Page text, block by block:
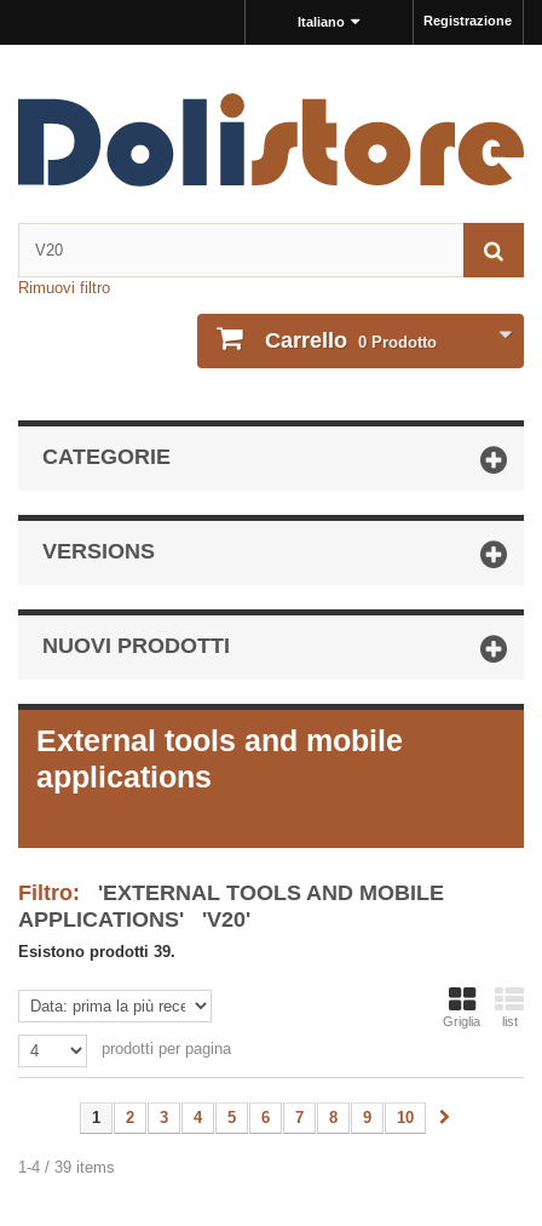
Registrazione
Italiano
Rimuovi filtro
Carrello 0 Prodotto
CATEGORIE
VERSIONS
NUOVI PRODOTTI
External tools and mobile
applications
Filtro:
'EXTERNAL TOOLS AND MOBILE
APPLICATIONS' 'V20'
Esistono prodotti 39.
Griglia list
prodotti per pagina
1 2 3 4 5 6 7 8 9 10
1-4 / 39 items